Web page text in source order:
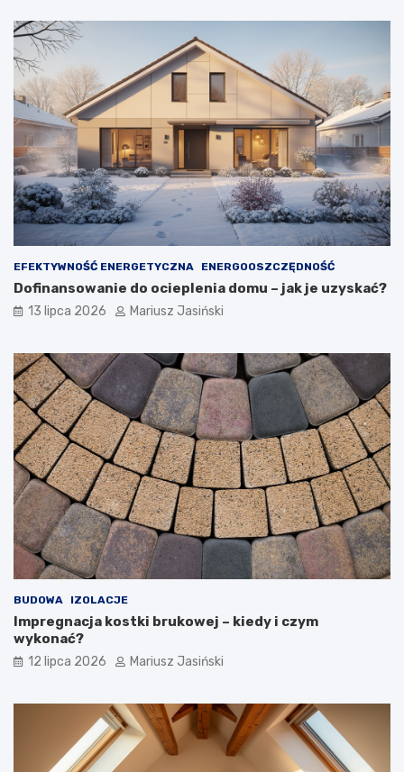
EFEKTYWNOŚĆ ENERGETYCZNA ENERGOOSZCZĘDNOŚĆ
Dofinansowanie do ocieplenia domu – jak je uzyskać?
13 lipca 2026 Mariusz Jasiński
BUDOWA IZOLACJE
Impregnacja kostki brukowej – kiedy i czym
wykonać?
12 lipca 2026 Mariusz Jasiński